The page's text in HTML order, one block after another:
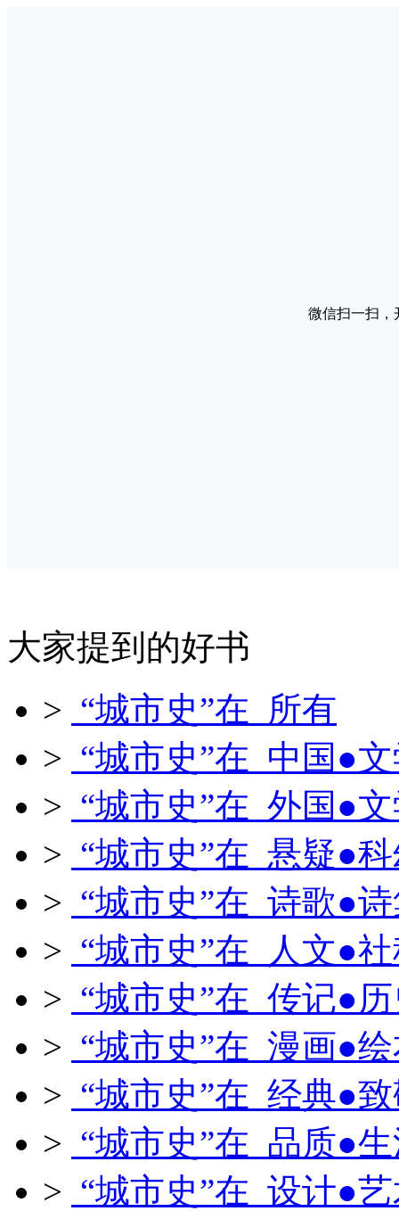
微信扫一扫，
大家提到的好书
> “城市史”在 所有
> “城市史”在 中国●
> “城市史”在 外国●
> “城市史”在 悬疑●
> “城市史”在 诗歌●
> “城市史”在 人文●
> “城市史”在 传记●
> “城市史”在 漫画●
> “城市史”在 经典●
> “城市史”在 品质●
> “城市史”在 设计●